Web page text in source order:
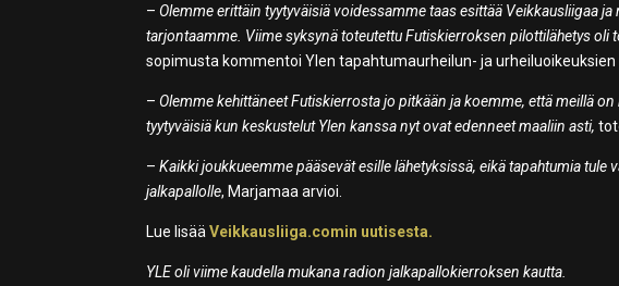
–Olemme erittäin tyytyväisiä voidessamme taas esittää Veikkausliigaa
tarjontaamme. Viime syksynä toteutettu Futiskierroksen pilottilähetys oli
sopimusta kommentoi Ylen tapahtumaurheilun- ja urheiluoikeuksien
–Olemme kehittäneet Futiskierrosta jo pitkään ja koemme, että meillä
tyytyväisiä kun keskustelut Ylen kanssa nyt ovat edenneet maaliin asti,
–Kaikki joukkueemme pääsevät esille lähetyksissä, eikä tapahtumia
jalkapallolle, Marjamaa arvioi.
Lue lisääVeikkausliiga.comin uutisesta.
YLE oli viime kaudella mukana radion jalkapallokierroksen kautta.